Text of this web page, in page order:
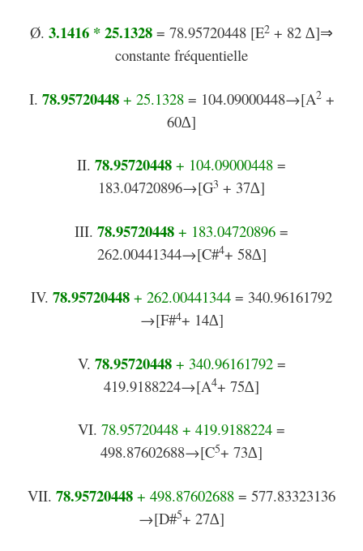
Ø. 3.1416 * 25.1328 = 78.95720448 [E2 + 82 ∆]⇒
constante fréquentielle
I. 78.95720448+ 25.1328= 104.09000448→[A2+
60∆]
II. 78.95720448 + 104.09000448 =
183.04720896→[G3 + 37∆]
III. 78.95720448 + 183.04720896 =
262.00441344→[C#4+ 58∆]
IV. 78.95720448 + 262.00441344 = 340.96161792
→[F#4+ 14∆]
V. 78.95720448+ 340.96161792=
419.9188224→[A4+ 75∆]
VI. 78.95720448 + 419.9188224 =
498.87602688→[C5+ 73∆]
VII. 78.95720448 + 498.87602688 = 577.83323136
→[D#5+ 27∆]